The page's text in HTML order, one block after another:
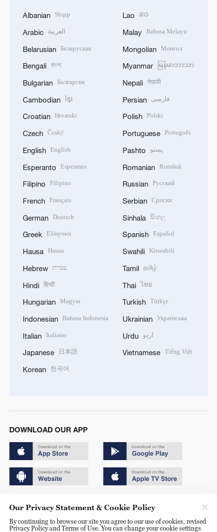
Albanian Shqip
Arabic العربية
Belarusian Беларуская
Bengali বাংলা
Bulgarian Български
Cambodian ខ្មែរ
Croatian Hrvatski
Czech Český
English English
Esperanto Esperanto
Filipino Filipino
French Français
German Deutsch
Greek Ελληνικά
Hausa Hausa
Hebrew עברית
Hindi हिन्दी
Hungarian Magyar
Indonesian Bahasa Indonesia
Italian Italiano
Japanese 日本語
Korean 한국어
Lao ລາວ
Malay Bahasa Melayu
Mongolian Монгол
Myanmar မြန်မာဘာသာ
Nepali नेपाली
Persian فارسی
Polish Polski
Portuguese Português
Pashto پښتو
Romanian Română
Russian Русский
Serbian Српски
Sinhala සිංහල
Spanish Español
Swahili Kiswahili
Tamil தமிழ்
Thai ไทย
Turkish Türkçe
Ukrainian Українська
Urdu اردو
Vietnamese Tiếng Việt
DOWNLOAD OUR APP
京ICP备20000184号
Our Privacy Statement & Cookie Policy
By continuing to browse our site you agree to our use of cookies, revised
Privacy Policy and Terms of Use. You can change your cookie settings